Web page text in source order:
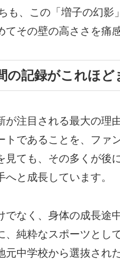
も、この「増子の幻
てその壁の高ささを痛
の記録がこれほ
が注目される最大の理
トであることを、ファ
見ても、その多くが後
と成長しています。
でなく、身体の成長途
、純粋なスポーツとし
元中学校から選抜さ